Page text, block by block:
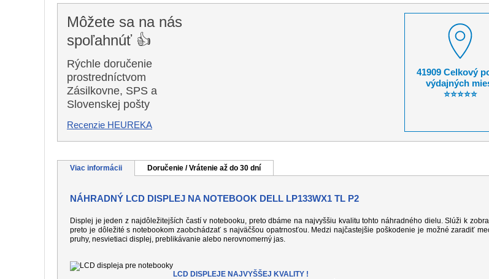
Môžete sa na nás
spoľahnúť 👍
Rýchle doručenie
prostredníctvom
Zásilkovne, SPS a
Slovenskej pošty
Recenzie HEUREKA
41909 Celkový
výdajných
⭐⭐⭐⭐⭐
Viac informácii Doručenie / Vrátenie až do 30 dní
NÁHRADNÝ LCD DISPLEJ NA NOTEBOOK DELL LP133WX1 TL P2
Displej je jeden z najdôležitejších častí v notebooku, preto dbáme na najvyššiu kvalitu tohto náhradného dielu. Slúži k
preto je dôležité s notebookom zaobchádzať s najväčšou opatrnosťou. Medzi najčastejšie poškodenie je možné zaradiť
pruhy, nesvietiaci displej, preblikávanie alebo nerovnomerný jas.
LCD DISPLEJE NAJVYŠŠEJ KVALITY !